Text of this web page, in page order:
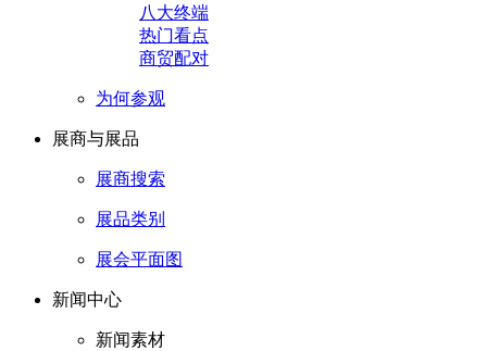
八大终端
热门看点
商贸配对
为何参观
展商与展品
展商搜索
展品类别
展会平面图
新闻中心
新闻素材